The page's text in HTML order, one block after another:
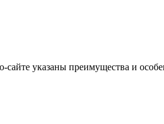
сайте указаны преимущества и